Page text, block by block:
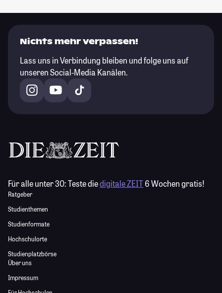
Nichts mehr verpassen!
Lass uns in Verbindung bleiben und folge uns auf
unseren Social-Media Kanälen.
Für alle unter 30:Teste diedigitale ZEIT6 Wochen gratis!
Ratgeber
Studienthemen
Studienformate
Hochschulorte
Studienplatzbörse
Über uns
Impressum